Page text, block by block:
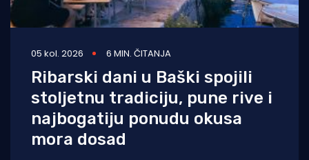
05 kol. 2026 6 MIN. ČITANJA
Ribarski dani u Baški spojili
stoljetnu tradiciju, pune rive i
najbogatiju ponudu okusa
mora dosad